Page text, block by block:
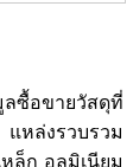
ลซื้อขายวัสดุที่
หล่งรวบรวม
ล็ก อลูมิเนียม